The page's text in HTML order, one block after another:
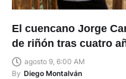
El cuencano Jorge
de riñón tras cuatro
agosto 9, 6:00 AM
By Diego Montalván